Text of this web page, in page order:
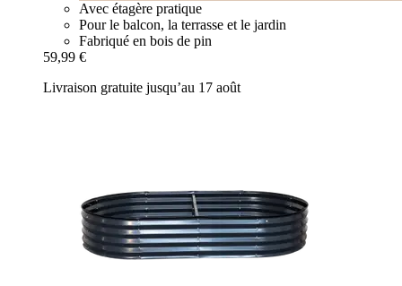
Avec étagère pratique
Pour le balcon, la terrasse et le jardin
Fabriqué en bois de pin
59,99 €
Livraison gratuite jusqu’au 17 août